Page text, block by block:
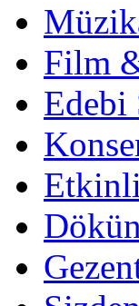
Film
Edebi